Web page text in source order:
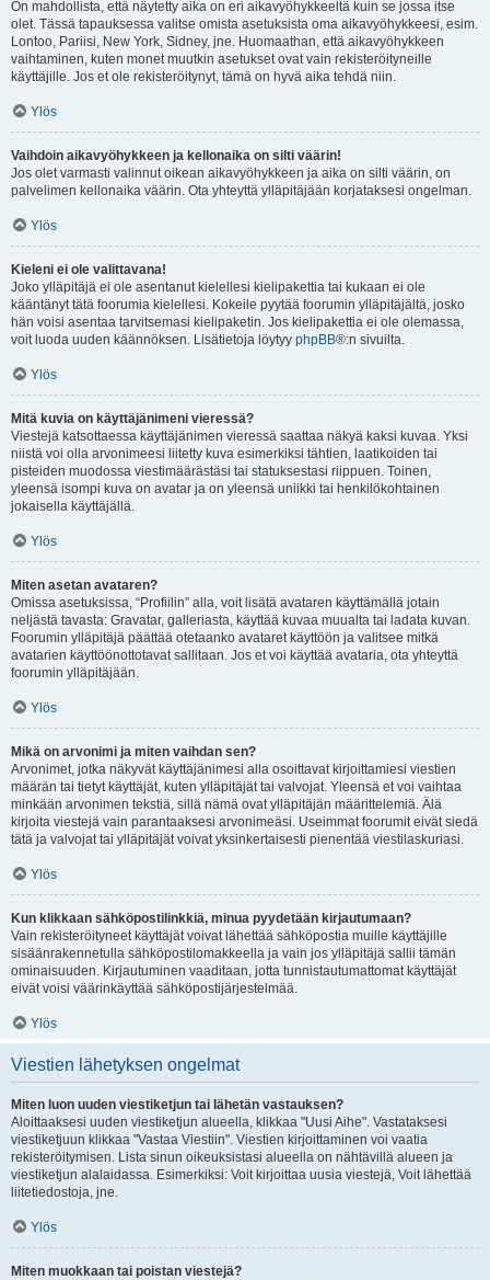
On mahdollista, että näytetty aika on eri aikavyöhykkeeltä kuin se jossa itse
olet. Tässä tapauksessa valitse omista asetuksista oma aikavyöhykkeesi, esim.
Lontoo, Pariisi, New York, Sidney, jne. Huomaathan, että aikavyöhykkeen
vaihtaminen, kuten monet muutkin asetukset ovat vain rekisteröityneille
käyttäjille. Jos et ole rekisteröitynyt, tämä on hyvä aika tehdä niin.
Ylös
Vaihdoin aikavyöhykkeen ja kellonaika on silti väärin!
Jos olet varmasti valinnut oikean aikavyöhykkeen ja aika on silti väärin, on
palvelimen kellonaika väärin. Ota yhteyttä ylläpitäjään korjataksesi ongelman.
Ylös
Kieleni ei ole valittavana!
Joko ylläpitäjä ei ole asentanut kielellesi kielipakettia tai kukaan ei ole
kääntänyt tätä foorumia kielellesi. Kokeile pyytää foorumin ylläpitäjältä, josko
hän voisi asentaa tarvitsemasi kielipaketin. Jos kielipakettia ei ole olemassa,
voit luoda uuden käännöksen. Lisätietoja löytyy phpBB®:n sivuilta.
Ylös
Mitä kuvia on käyttäjänimeni vieressä?
Viestejä katsottaessa käyttäjänimen vieressä saattaa näkyä kaksi kuvaa. Yksi
niistä voi olla arvonimeesi liitetty kuva esimerkiksi tähtien, laatikoiden tai
pisteiden muodossa viestimäärästäsi tai statuksestasi riippuen. Toinen,
yleensä isompi kuva on avatar ja on yleensä uniikki tai henkilökohtainen
jokaisella käyttäjällä.
Ylös
Miten asetan avataren?
Omissa asetuksissa, “Profiilin” alla, voit lisätä avataren käyttämällä jotain
neljästä tavasta: Gravatar, galleriasta, käyttää kuvaa muualta tai ladata kuvan.
Foorumin ylläpitäjä päättää otetaanko avataret käyttöön ja valitsee mitkä
avatarien käyttöönottotavat sallitaan. Jos et voi käyttää avataria, ota yhteyttä
foorumin ylläpitäjään.
Ylös
Mikä on arvonimi ja miten vaihdan sen?
Arvonimet, jotka näkyvät käyttäjänimesi alla osoittavat kirjoittamiesi viestien
määrän tai tietyt käyttäjät, kuten ylläpitäjät tai valvojat. Yleensä et voi vaihtaa
minkään arvonimen tekstiä, sillä nämä ovat ylläpitäjän määrittelemiä. Älä
kirjoita viestejä vain parantaaksesi arvonimeäsi. Useimmat foorumit eivät siedä
tätä ja valvojat tai ylläpitäjät voivat yksinkertaisesti pienentää viestilaskuriasi.
Ylös
Kun klikkaan sähköpostilinkkiä, minua pyydetään kirjautumaan?
Vain rekisteröityneet käyttäjät voivat lähettää sähköpostia muille käyttäjille
sisäänrakennetulla sähköpostilomakkeella ja vain jos ylläpitäjä sallii tämän
ominaisuuden. Kirjautuminen vaaditaan, jotta tunnistautumattomat käyttäjät
eivät voisi väärinkäyttää sähköpostijärjestelmää.
Ylös
Viestien lähetyksen ongelmat
Miten luon uuden viestiketjun tai lähetän vastauksen?
Aloittaaksesi uuden viestiketjun alueella, klikkaa "Uusi Aihe". Vastataksesi
viestiketjuun klikkaa "Vastaa Viestiin". Viestien kirjoittaminen voi vaatia
rekisteröitymisen. Lista sinun oikeuksistasi alueella on nähtävillä alueen ja
viestiketjun alalaidassa. Esimerkiksi: Voit kirjoittaa uusia viestejä, Voit lähettää
liitetiedostoja, jne.
Ylös
Miten muokkaan tai poistan viestejä?